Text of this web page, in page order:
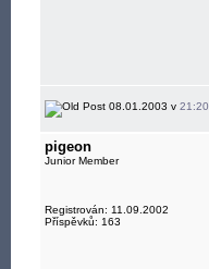
08.01.2003 v 21:20
pigeon
Junior Member
Registrován: 11.09.2002
Příspěvků: 163